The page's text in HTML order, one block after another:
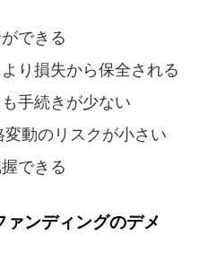
できる
り損失から保全される
手続きが少ない
動のリスクが小さい
できる
ンディングのデメ